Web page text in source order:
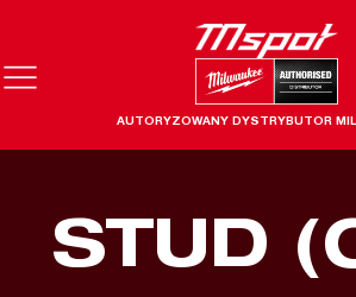
AUTORYZOWANY DYSTRYBUTOR
STUD